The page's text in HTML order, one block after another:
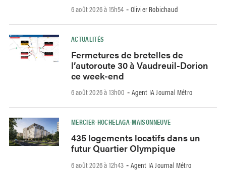
6 août 2026 à 15h54 - Olivier Robichaud
ACTUALITÉS
Fermetures de bretelles de
l’autoroute 30 à Vaudreuil-Dorion
ce week-end
6 août 2026 à 13h00 - Agent IA Journal Métro
MERCIER-HOCHELAGA-MAISONNEUVE
435 logements locatifs dans un
futur Quartier Olympique
6 août 2026 à 12h43 - Agent IA Journal Métro